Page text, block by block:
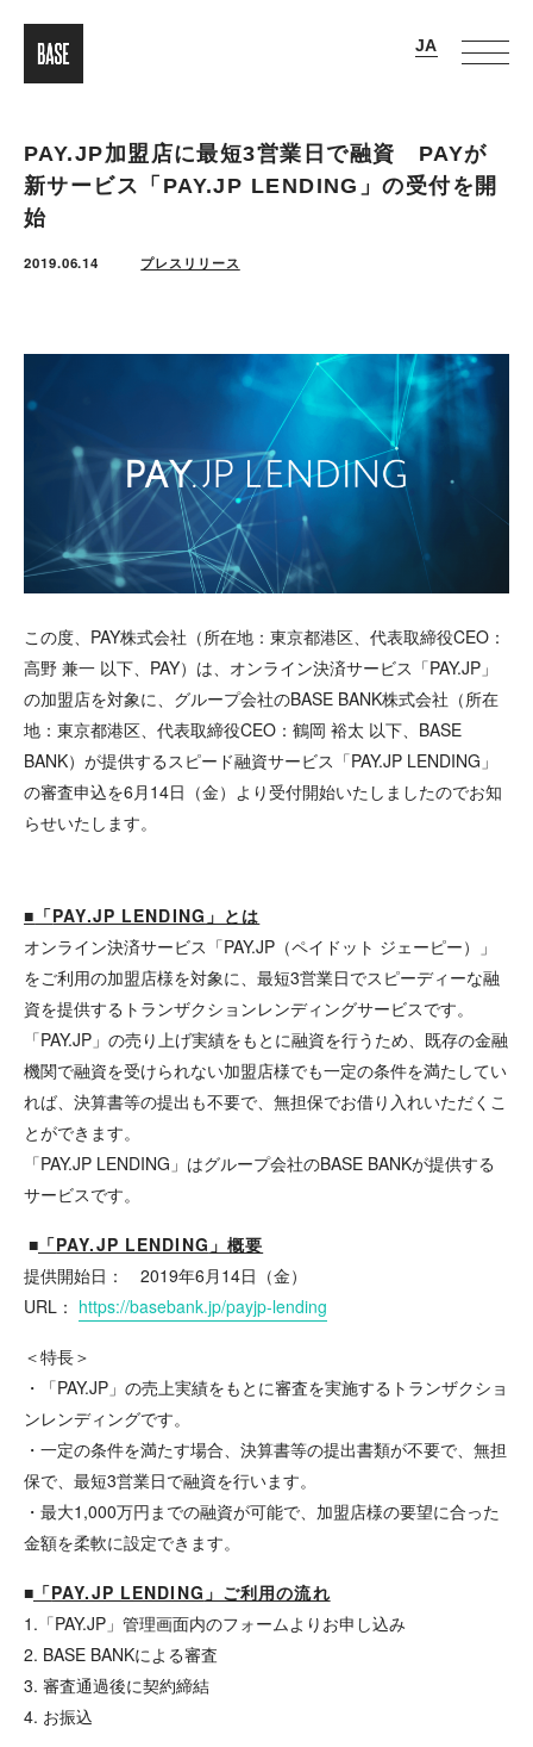
PAY.JP加盟店に最短3営業日で融資 PAYが
新サービス「PAY.JP LENDING」の受付を開
始
2019.06.14 プレスリリース
この度、PAY株式会社（所在地：東京都港区、代表取締役CEO：
高野 兼一 以下、PAY）は、オンライン決済サービス「PAY.JP」
の加盟店を対象に、グループ会社のBASE BANK株式会社（所在
地：東京都港区、代表取締役CEO：鶴岡 裕太 以下、BASE
BANK）が提供するスピード融資サービス「PAY.JP LENDING」
の審査申込を6月14日（金）より受付開始いたしましたのでお知
らせいたします。
■ 「PAY.JP LENDING 」とは
オンライン決済サービス「PAY.JP（ペイドット ジェーピー）」
をご利用の加盟店様を対象に、最短3営業日でスピーディーな融
資を提供するトランザクションレンディングサービスです。
「PAY.JP」の売り上げ実績をもとに融資を行うため、既存の金融
機関で融資を受けられない加盟店様でも一定の条件を満たしてい
れば、決算書等の提出も不要で、無担保でお借り入れいただくこ
とができます。
「PAY.JP LENDING」はグループ会社のBASE BANKが提供する
サービスです。
■ 「PAY.JP LENDING 」概要
提供開始日： 2019年6月14日（金）
URL： https://basebank.jp/payjp-lending
＜特長＞
・「PAY.JP」の売上実績をもとに審査を実施するトランザクショ
ンレンディングです。
・一定の条件を満たす場合、決算書等の提出書類が不要で、無担
保で、最短3営業日で融資を行います。
・最大1,000万円までの融資が可能で、加盟店様の要望に合った
金額を柔軟に設定できます。
■ 「PAY.JP LENDING 」ご利用の流れ
1.「PAY.JP」管理画面内のフォームよりお申し込み
2. BASE BANKによる審査
3. 審査通過後に契約締結
4. お振込